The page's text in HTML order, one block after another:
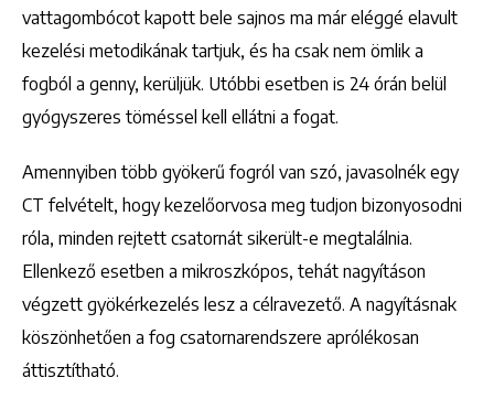
vattagombócot kapott bele sajnos ma már eléggé elavult
kezelési metodikának tartjuk, és ha csak nem ömlik a
fogból a genny, kerüljük. Utóbbi esetben is 24 órán belül
gyógyszeres töméssel kell ellátni a fogat.
Amennyiben több gyökerű fogról van szó, javasolnék egy
CT felvételt, hogy kezelőorvosa meg tudjon bizonyosodni
róla, minden rejtett csatornát sikerült-e megtalálnia.
Ellenkező esetben a mikroszkópos, tehát nagyításon
végzett gyökérkezelés lesz a célravezető. A nagyításnak
köszönhetően a fog csatornarendszere aprólékosan
áttisztítható.